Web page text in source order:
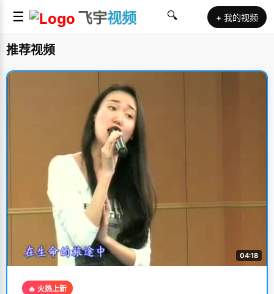
☰ 飞宇视频 🔍 + 我的视频
推荐视频
04:18
🔥 火热上新